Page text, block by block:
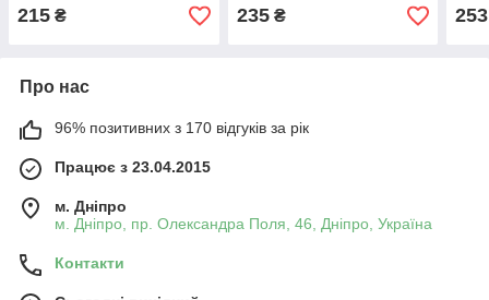
чорний
215 ₴ 235₴ 253
Про нас
96% позитивних з 170 відгуків за рік
Працює з 23.04.2015
м. Дніпро
м. Дніпро, пр. Олександра Поля, 46, Дніпро, Україна
Контакти